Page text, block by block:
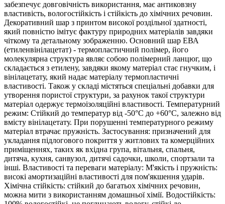
забезпечує довговічність використання, має антиковзну
властивість, вологостійкість і стійкість до хімічних речовин.
Декоративний шар з принтом високої роздільної здатності,
який повністю імітує фактуру природних матеріалів завдяки
чіткому та детальному зображенню. Основний шар ЕВА
(етиленвінілацетат) - термопластичний полімер, його
молекулярна структура являє собою полімерний ланцюг, що
складається з етилену, завдяки якому матеріал стає гнучким, і
вінілацетату, який надає матеріалу термопластичні
властивості. Також у складі містяться спеціальні добавки для
утворення пористої структури, за рахунок такої структури
матеріал одержує термоізоляційні властивості. Температурний
режим: Стійкий до температур від -50°C до +60°C, залежно від
вмісту вінілацетату. При порушенні температурного режиму
матеріал втрачає пружність. Застосування: призначений для
укладання підлогового покриття у житлових та комерційних
приміщеннях, таких як вхідна група, вітальня, спальня,
дитяча, кухня, санвузол, дитячі садочки, школи, спортзали та
інші. Властивості та переваги матеріалу: М'якість і пружність:
високі амортизаційні властивості для пом'якшення ударів.
Хімічна стійкість: стійкий до багатьох хімічних речовин,
можна мити з використанням домашньої хімії. Водостійкість: